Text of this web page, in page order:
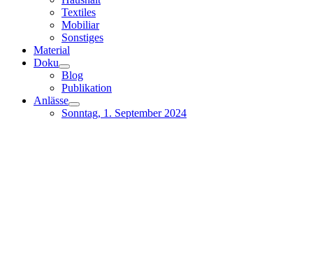
Textiles
Mobiliar
Sonstiges
Material
Doku
Blog
Publikation
Anlässe
Sonntag, 1. September 2024